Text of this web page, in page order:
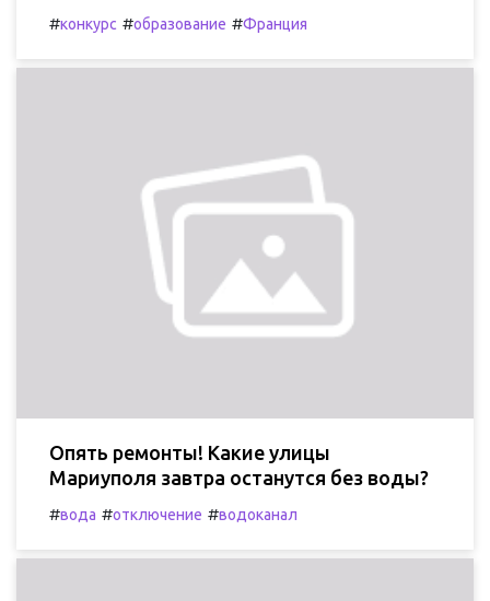
#конкурс #образование #Франция
Опять ремонты! Какие улицы
Мариуполя завтра останутся без воды?
#вода #отключение #водоканал